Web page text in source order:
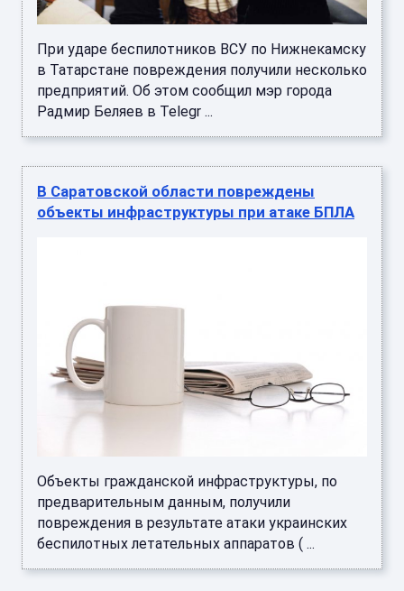
При ударе беспилотников ВСУ по Нижнекамску
в Татарстане повреждения получили несколько
предприятий. Об этом сообщил мэр города
Радмир Беляев в Telegr ...
В Саратовской области повреждены
объекты инфраструктуры при атаке БПЛА
Объекты гражданской инфраструктуры, по
предварительным данным, получили
повреждения в результате атаки украинских
беспилотных летательных аппаратов ( ...